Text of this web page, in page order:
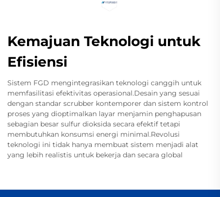
Kemajuan Teknologi untuk
Efisiensi
Sistem FGD mengintegrasikan teknologi canggih untuk
memfasilitasi efektivitas operasional.Desain yang sesuai
dengan standar scrubber kontemporer dan sistem kontrol
proses yang dioptimalkan layar menjamin penghapusan
sebagian besar sulfur dioksida secara efektif tetapi
membutuhkan konsumsi energi minimal.Revolusi
teknologi ini tidak hanya membuat sistem menjadi alat
yang lebih realistis untuk bekerja dan secara global